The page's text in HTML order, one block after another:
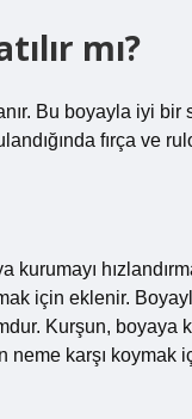
mı?
Bu boyayla iyi bir
fırça ve
için eklenir.
Kurşun, boyaya
karşı koymak